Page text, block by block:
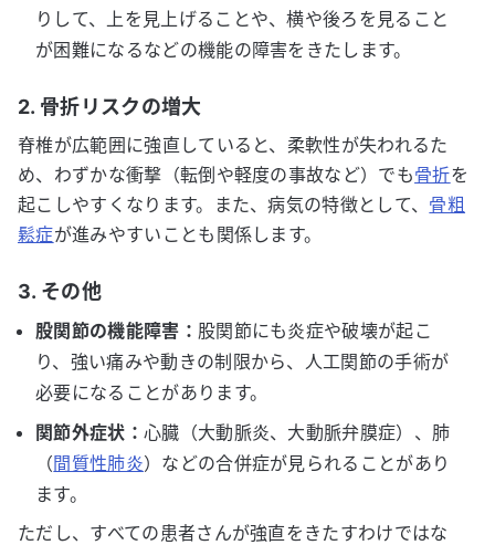
りして、上を見上げることや、横や後ろを見ること
が困難になるなどの機能の障害をきたします。
2. 骨折リスクの増大
脊椎が広範囲に強直していると、柔軟性が失われるた
め、わずかな衝撃（転倒や軽度の事故など）でも骨折を
起こしやすくなります。また、病気の特徴として、 骨粗
鬆症が進みやすいことも関係します。
3. その他
股関節の機能障害： 股関節にも炎症や破壊が起こ
り、強い痛みや動きの制限から、人工関節の手術が
必要になることがあります。
関節外症状： 心臓（大動脈炎、大動脈弁膜症）、肺
（間質性肺炎）などの合併症が見られることがあり
ます。
ただし、すべての患者さんが強直をきたすわけではな